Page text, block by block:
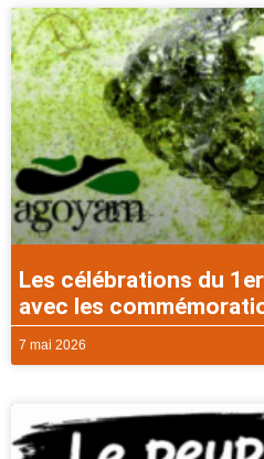
Les célébrations du
avec les
7 mai 2026